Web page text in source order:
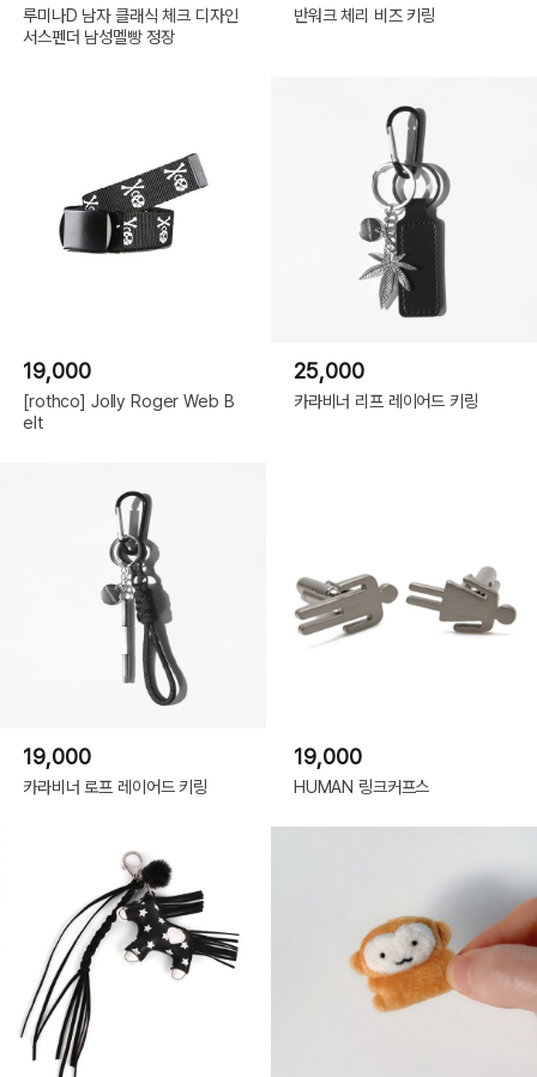
루미나D 남자 클래식 체크 디자인
서스펜더 남성멜빵 정장
반워크 체리 비즈 키링
19,000
[rothco] Jolly Roger Web B
elt
25,000
카라비너 리프 레이어드 키링
19,000
카라비너 로프 레이어드 키링
19,000
HUMAN 링크커프스